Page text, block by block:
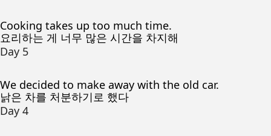
Cooking takes up too much time.
요리하는 게 너무 많은 시간을 차지해
Day 5
We decided to make away with the old car.
낡은 차를 처분하기로 했다
Day 4